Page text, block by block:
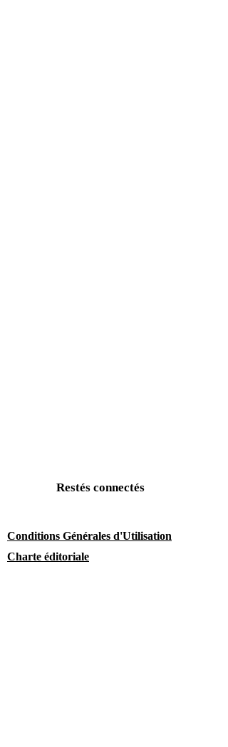
Restés connectés
Conditions Générales d'Utilisation
Charte éditoriale